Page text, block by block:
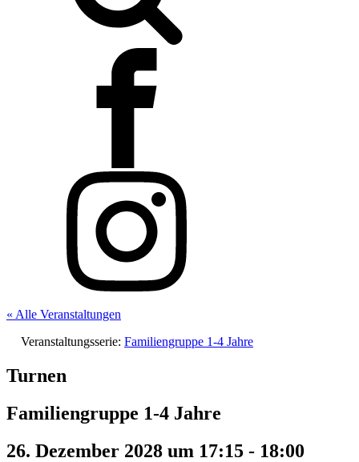
« Alle Veranstaltungen
Veranstaltungsserie: Familiengruppe 1-4 Jahre
Turnen
Familiengruppe 1-4 Jahre
26. Dezember 2028 um 17:15 - 18:00